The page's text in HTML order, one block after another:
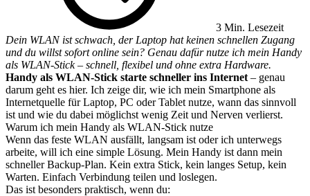
3 Min. Lesezeit
Dein WLAN ist schwach, der Laptop hat keinen schnellen Zugang
und du willst sofort online sein? Genau dafür nutze ich mein Handy
als WLAN-Stick – schnell, flexibel und ohne extra Hardware.
Handy als WLAN-Stick starte schneller ins Internet – genau
darum geht es hier. Ich zeige dir, wie ich mein Smartphone als
Internetquelle für Laptop, PC oder Tablet nutze, wann das sinnvoll
ist und wie du dabei möglichst wenig Zeit und Nerven verlierst.
Warum ich mein Handy als WLAN-Stick nutze
Wenn das feste WLAN ausfällt, langsam ist oder ich unterwegs
arbeite, will ich eine simple Lösung. Mein Handy ist dann mein
schneller Backup-Plan. Kein extra Stick, kein langes Setup, kein
Warten. Einfach Verbindung teilen und loslegen.
Das ist besonders praktisch, wenn du: